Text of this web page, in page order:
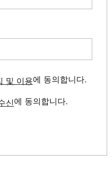
및 이용에 동의합니다.
신에 동의합니다.